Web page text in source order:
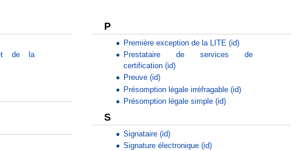
de la
P
Première exception de la LITE (id)
Prestataire de services de
certification (id)
Preuve (id)
Présomption légale irréfragable (id)
Présomption légale simple (id)
S
Signataire (id)
Signature électronique (id)